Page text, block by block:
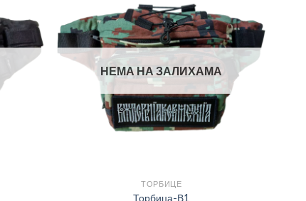
НЕМА НА ЗАЛИХАМА
ТОРБИЦЕ
Торбица-В1